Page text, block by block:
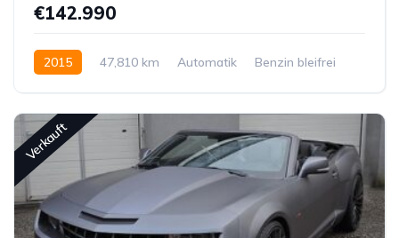
€142.990
2015 47,810 km Automatik
Benzin bleifrei
Verkauft